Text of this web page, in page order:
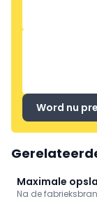
Word nu
Maximale
Na de